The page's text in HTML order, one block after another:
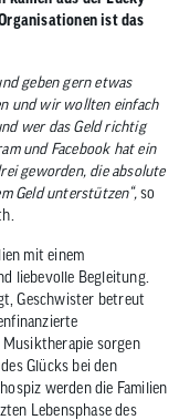
Touch-
und
ist das
geben gern etwas
und wir wollten einfach
wer das Geld richtig
und Facebook hat ein
geworden, die absolute
Geld unterstützen“,so
mit einem
liebevolle Begleitung.
Geschwister betreut
Musiktherapie sorgen
Glücks bei den
werden die Familien
Lebensphase des